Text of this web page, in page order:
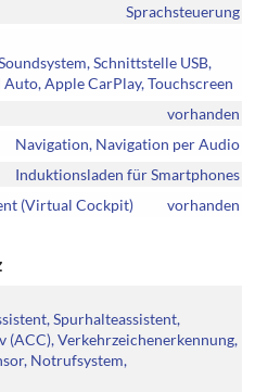
Sprachsteuerung
Schnittstelle USB,
Apple CarPlay, Touchscreen
vorhanden
Navigation, Navigation per Audio
Induktionsladen für Smartphones
(Virtual Cockpit)
vorhanden
Spurhalteassistent,
(ACC), Verkehrzeichenerkennung,
Notrufsystem,